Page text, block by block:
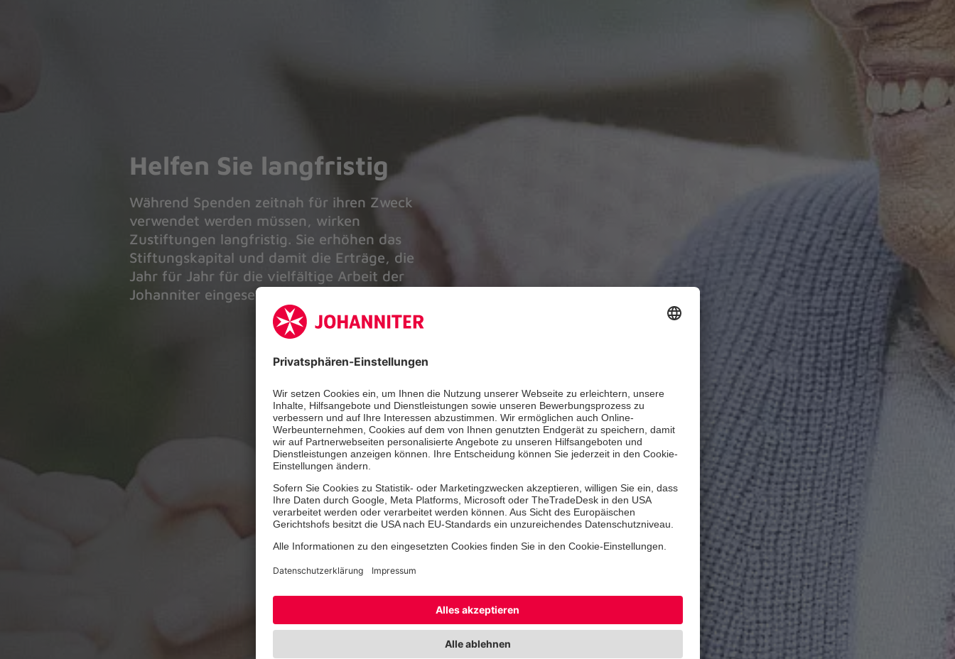
Helfen Sie langfristig
Während Spenden zeitnah für ihren Zweck
verwendet werden müssen, wirken
Zustiftungen langfristig. Sie erhöhen das
Stiftungskapital und damit die Erträge, die
Jahr für Jahr für die vielfältige Arbeit der
Johanniter eingesetzt werden.